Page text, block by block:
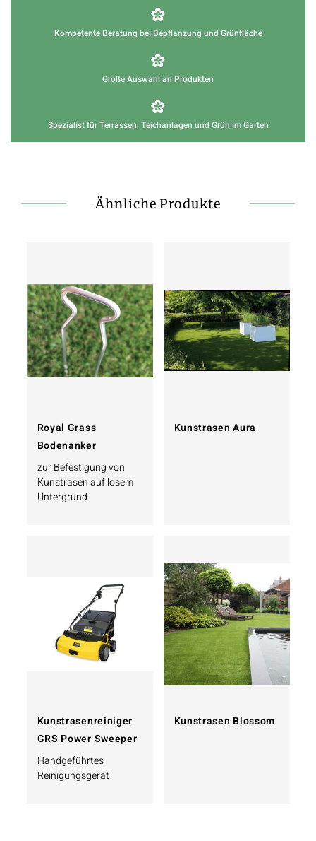
Kompetente Beratung bei Bepflanzung und Grünfläche
Große Auswahl an Produkten
Spezialist für Terrassen, Teichanlagen und Grün im Garten
Ähnliche Produkte
Royal Grass
Bodenanker
zur Befestigung von
Kunstrasen auf losem
Untergrund
Kunstrasen Aura
Kunstrasenreiniger
GRS Power Sweeper
Handgeführtes
Reinigungsgerät
Kunstrasen Blossom